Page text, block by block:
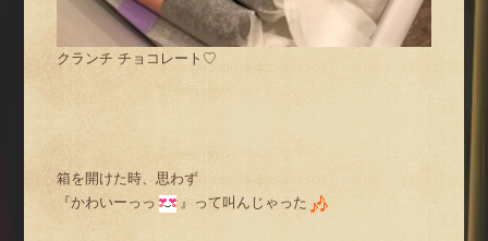
クランチ チョコレート♡
箱を開けた時、思わず
『かわいーっっ
』って叫んじゃった